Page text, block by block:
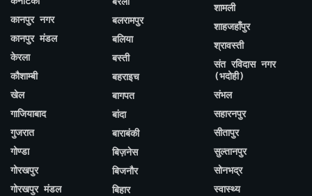
कानपुर नगर
कानपुर मंडल
केरला
कौशाम्बी
खेल
गाजियाबाद
गुजरात
गोण्डा
गोरखपुर
गोरखपुर मंडल
बलरामपुर
बलिया
बस्ती
बहराइच
बागपत
बांदा
बाराबंकी
बिज़नेस
बिजनौर
बिहार
शामली
शाहजहाँपुर
श्रावस्ती
संत रविदास नगर
(भदोही)
संभल
सहारनपुर
सीतापुर
सुल्तानपुर
सोनभद्र
स्वास्थ्य